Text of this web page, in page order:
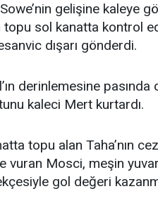
gelişine kaleye
sol kanatta kontrol
dışarı gönderdi.
derinlemesine
kaleci Mert kurtardı.
topu alan Taha’nın
vuran Mosci, meşin
gol değeri